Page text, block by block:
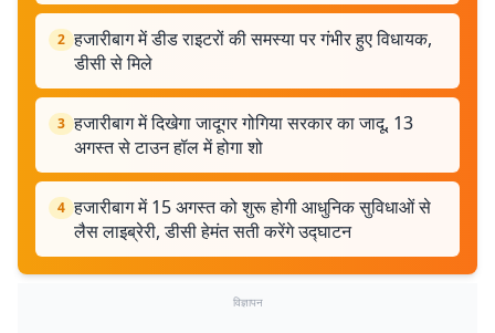
2 हजारीबाग में डीड राइटरों की समस्या पर गंभीर हुए विधायक,
डीसी से मिले
3 हजारीबाग में दिखेगा जादूगर गोगिया सरकार का जादू, 13
अगस्त से टाउन हॉल में होगा शो
4 हजारीबाग में 15 अगस्त को शुरू होगी आधुनिक सुविधाओं से
लैस लाइब्रेरी, डीसी हेमंत सती करेंगे उद्घाटन
विज्ञापन